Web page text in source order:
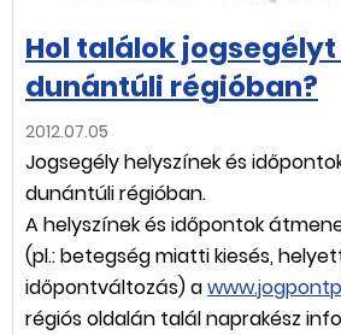
Hol találok
dunántúli régióban?
2012.07.05
Jogsegély helyszínek és
dunántúli régióban.
A helyszínek és időpontok
(pl.: betegség miatti kiesés,
időpontváltozás) a
régiós oldalán talál naprakész